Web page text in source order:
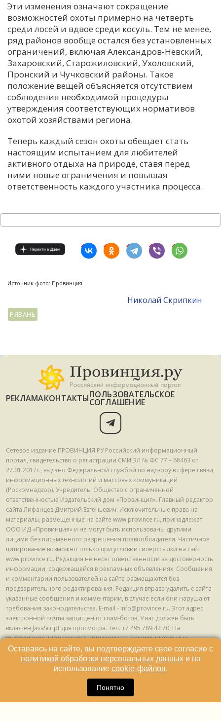
Эти изменения означают сокращение
возможностей охоты примерно на четверть
среди лосей и вдвое среди косуль. Тем не менее,
ряд районов вообще остался без установленных
ограничений, включая Александров-Невский,
Захаровский, Старожиловский, Ухоловский,
Пронский и Чучковский районы. Такое
положение вещей объясняется отсутствием
соблюдения необходимой процедуры
утверждения соответствующих нормативов
охотой хозяйствами региона.
Теперь каждый сезон охоты обещает стать
настоящим испытанием для любителей
активного отдыха на природе, ставя перед
ними новые ограничения и повышая
ответственность каждого участника процесса.
Источник фото: Провинция
Николай Скрипкин
РЯЗАНЬ
РЕКЛАМАКОНТАКТЫПОЛЬЗОВАТЕЛЬСКОЕ
СОГЛАШЕНИЕ
Сетевое издание ПРОВИНЦИЯ.РУ Российский информационный
портал, свидетельство о регистрации СМИ ЭЛ № ФС 77 – 68463 от
27.01.2017г., выдано Федеральной службой по надзору в сфере связи,
информационных технологий и массовых коммуникаций
(Роскомнадзор). Учредитель: Общество с ограниченной
ответственностью Издательский дом «Провинция». Главный редактор
сайта Лифанцев Дмитрий Евгеньевич. Исключительные права на
материалы, размещенные на сайте www.province.ru, принадлежат
ООО ИД «Провинция» и не могут быть использованы другими
лицами без письменного разрешения правообладателя. Частичное
цитирование возможно только при условии гиперссылки на сайт
www.province.ru. Редакция не несет ответственности за достоверность
информации, содержащейся в рекламных объявлениях. Сообщения
и комментарии пользователей на сайте размещаются без
предварительного редактирования. Редакция вправе удалить с сайта
указанные сообщения и комментарии, в случае если они нарушают
требования законодательства. E-mail - info@province.ru. Этот адрес
электронной почты защищен от спам-ботов. У вас должен быть
включен JavaScript для просмотра. Tел. +7 495 789 42 70. На
информационном ресурсе применяются рекомендательные
технологии (информационные технологии предоставления
информации на основе сбора, систематизации и анализа сведений,
относящихся к предпочтениям пользователей сети "Интернет",
находящихся на территории Российской Федерации) © ООО ИД
Оставаясь на сайте, вы подтверждаете свое согласие с
политикой обработки персональных данныхи на
использование cookie-файлов.
Понятно